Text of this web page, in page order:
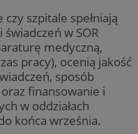
szpitale spełniają
w SOR
medyczną,
pracy), ocenią jakość
sposób
finansowanie i
w oddziałach
końca września.